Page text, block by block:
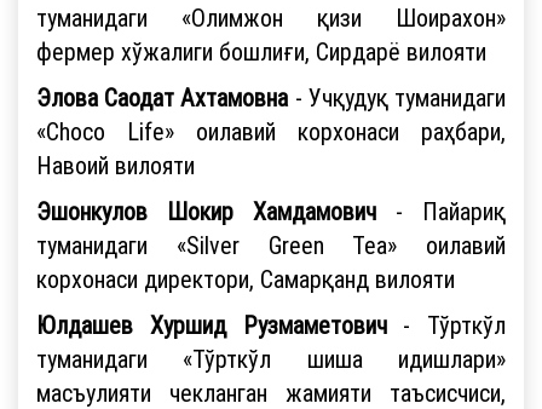
туманидаги «Олимжон қизи Шоирахон»
фермер хўжалиги бошлиғи, Сирдарё вилояти
Элова Саодат Ахтамовна- Учқудуқ туманидаги
«Choco Life» оилавий корхонаси раҳбари,
Навоий вилояти
Эшонкулов Шокир Хамдамович - Пайариқ
туманидаги «Silver Green Tea» оилавий
корхонаси директори, Самарқанд вилояти
Юлдашев Хуршид Рузмаметович- Тўрткўл
туманидаги «Тўрткўл шиша идишлари»
масъулияти чекланган жамияти таъсисчиси,